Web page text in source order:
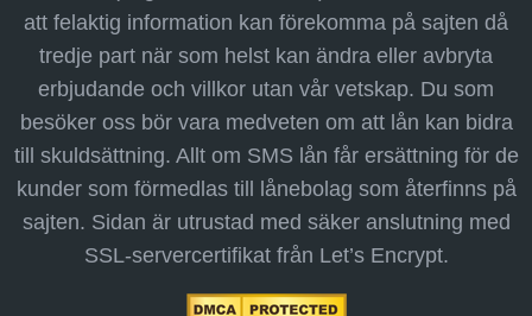
att felaktig information kan förekomma på sajten då
tredje part när som helst kan ändra eller avbryta
erbjudande och villkor utan vår vetskap. Du som
besöker oss bör vara medveten om att lån kan bidra
till skuldsättning. Allt om SMS lån får ersättning för de
kunder som förmedlas till lånebolag som återfinns på
sajten. Sidan är utrustad med säker anslutning med
SSL-servercertifikat från Let’s Encrypt.